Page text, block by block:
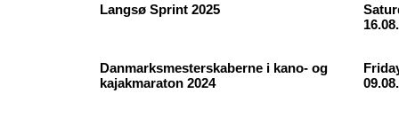
Langsø Sprint 2025
Danmarksmesterskaberne i kano- og
kajakmaraton 2024